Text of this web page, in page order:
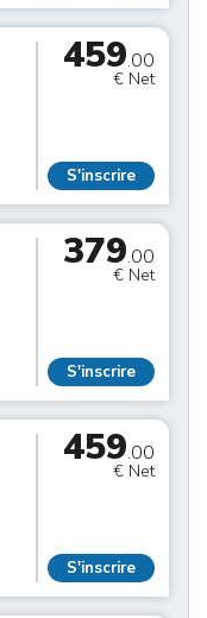
459.00
€ Net
S'inscrire
379.00
€ Net
S'inscrire
459.00
€ Net
S'inscrire